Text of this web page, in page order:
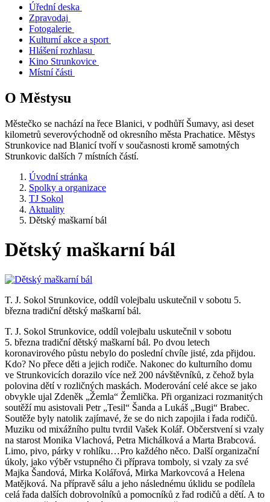
Úřední deska
Zpravodaj
Fotogalerie
Kulturní akce a sport
Hlášení rozhlasu
Kino Strunkovice
Místní části
O Městysu
Městečko se nachází na řece Blanici, v podhůří Šumavy, asi deset
kilometrů severovýchodně od okresního města Prachatice. Městys
Strunkovice nad Blanicí tvoří v současnosti kromě samotných
Strunkovic dalších 7 místních částí.
Úvodní stránka
Spolky a organizace
TJ Sokol
Aktuality
Dětský maškarní bál
Dětský maškarní bál
T. J. Sokol Strunkovice, oddíl volejbalu uskutečnil v sobotu 5.
března tradiční dětský maškarní bál.
T. J. Sokol Strunkovice, oddíl volejbalu uskutečnil v sobotu
5. března tradiční dětský maškarní bál. Po dvou letech
koronavirového půstu nebylo do poslední chvíle jisté, zda přijdou.
Kdo? No přece děti a jejich rodiče. Nakonec do kulturního domu
ve Strunkovicích dorazilo více než 200 návštěvníků, z čehož byla
polovina dětí v rozličných maskách. Moderování celé akce se jako
obvykle ujal Zdeněk „Žemla“ Žemlička. Při organizaci rozmanitých
soutěží mu asistovali Petr „Tesil“ Šanda a Lukáš „Bugi“ Brabec.
Soutěže byly natolik zajímavé, že se do nich zapojila i řada rodičů.
Muziku od mixážního pultu tvrdil Vašek Kolář. Občerstvení si vzaly
na starost Monika Vlachová, Petra Michálková a Marta Brabcová.
Limo, pivo, párky v rohlíku…Pro každého něco. Další organizační
úkoly, jako výběr vstupného či příprava tomboly, si vzaly za své
Majka Šandová, Mirka Kolářová, Mirka Markovcová a Helena
Matějková. Na přípravě sálu a jeho následnému úklidu se podílela
celá řada dalších dobrovolníků a pomocníků z řad rodičů a dětí. A to